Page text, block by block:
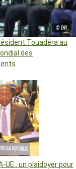
© DR
Touadéra au
des
UE : un plaidoyer pour